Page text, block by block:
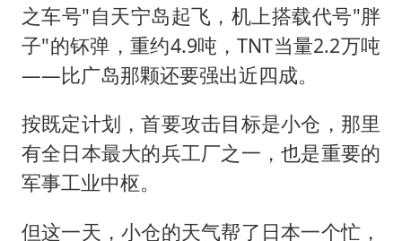
之车号"自天宁岛起飞，机上搭载代号"胖
子"的钚弹，重约4.9吨，TNT当量2.2万吨
——比广岛那颗还要强出近四成。
按既定计划，首要攻击目标是小仓，那里
有全日本最大的兵工厂之一，也是重要的
军事工业中枢。
但这一天，小仓的天气帮了日本一个忙，